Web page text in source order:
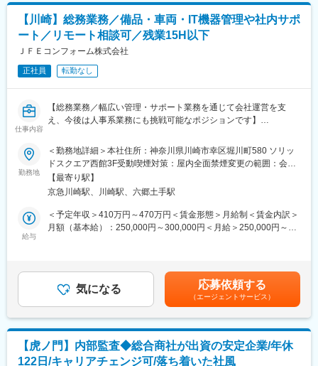
きる環境です。
・残業はほぼありませんので、基本的に定時で退勤が可能です！
（決算など繁忙期は少しお手伝い頂く場合がありますが、それで
も月間20時間程度です）
・ご家族が熱を出した時などは柔軟に休みを取得出来る環境で
す。（半休の取得も相談の上可能）また、友人の結婚式や子供の
行事がある際は、有給を取得している社員が多いです。産休／育
休を取得している社員も多く、ご家庭の事情に合わせて就業環境
を柔軟に対応することが可能な環境です。
受賞物件の施工実績があり、長年培った建築技術と最新の建築技
術を活かしお客様の「快適」「満足」に全力で取り組んでいま
す。
社員の方々の社宅の完備や定時退社推奨などワークライフバラン
変更の範囲：会社の定める業務
【川崎】総務業務／備品・車両・IT機器管理や社内サポ
ート／リモート相談可／残業15H以下
ＪＦＥコンフォーム株式会社
正社員 転勤なし
仕事内容
【総務業務／幅広い管理・サポート業務を通じて会社運営を支
え、今後は人事系業務にも挑戦可能なポジションです】
■業務概要
当社の総務部門にて、備品やリース物品、社用車・複合機などの
管理から、社内インフラ・システムの一次対応、イントラサイト
管理や各種社内申請の補助業務を幅広くご担当いただきます。将
来的には人事系業務（特に採用業務補助）にも関わっていただ
き、キャリアの幅を広げることが可能です。
・ガラホやポケットWi-Fiの資産管理、社用車・複合機等のリース
契約管理
・車両管理に関する運転許可証運用や運転月報の回収・整理、ガ
・社内イントラサイトおよびホームページ修正等の申請業務
・備蓄品管理、執務室の本・雑誌の定期更新
・入居ビルからのお知らせの社内通知
勤務地
＜勤務地詳細＞本社住所：神奈川県川崎市幸区堀川町580 ソリッ
ドスクエア西館3F受動喫煙対策：屋内全面禁煙変更の範囲：会社
の定める事業所（リモートワーク含む）
【最寄り駅】
京急川崎駅、川崎駅、六郷土手駅
給与
＜予定年収＞410万円～470万円＜賃金形態＞月給制＜賃金内訳＞
月額（基本給）：250,000円～300,000円＜月給＞250,000円～
気になる 応募依頼する
（エージェントサービス）
【虎ノ門】内部監査◆総合商社が出資の安定企業/年休
122日/キャリアチェンジ可/落ち着いた社風